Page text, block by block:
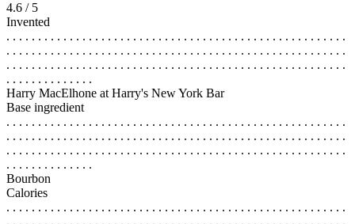
4.6 / 5
Invented
. . . . . . . . . . . . . . . . . . . . . . . . . . . . . . . . . . . . . . . . . . . . . . . . . . . . . .
. . . . . . . . . . . . . . . . . . . . . . . . . . . . . . . . . . . . . . . . . . . . . . . . . . . . . .
. . . . . . . . . . . . . . . . . . . . . . . . . . . . . . . . . . . . . . . . . . . . . . . . . . . . . .
. . . . . . . . . . . . . .
Harry MacElhone at Harry's New York Bar
Base ingredient
. . . . . . . . . . . . . . . . . . . . . . . . . . . . . . . . . . . . . . . . . . . . . . . . . . . . . .
. . . . . . . . . . . . . . . . . . . . . . . . . . . . . . . . . . . . . . . . . . . . . . . . . . . . . .
. . . . . . . . . . . . . . . . . . . . . . . . . . . . . . . . . . . . . . . . . . . . . . . . . . . . . .
. . . . . . . . . . . . . .
Bourbon
Calories
. . . . . . . . . . . . . . . . . . . . . . . . . . . . . . . . . . . . . . . . . . . . . . . . . . . . . .